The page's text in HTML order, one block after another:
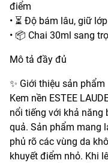
điểm
• ⏳ Độ bám lâu, giữ
• 📦 Chai 30ml sang
Mô tả đầy đủ
✨ Giới thiệu sản phẩm
Kem nền ESTEE
nổi tiếng với khả năng
quả. Sản phẩm mang
phủ rõ các vùng da
khuyết điểm nhỏ. Khi